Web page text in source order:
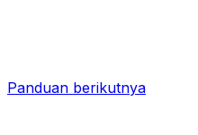
Panduan berikutnya